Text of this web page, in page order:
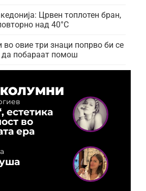
Црвен топлотен бран,
над 40°C
во овие три знаци попрво би се
да побараат помош
КОЛУМНИ
естетика
во
ера